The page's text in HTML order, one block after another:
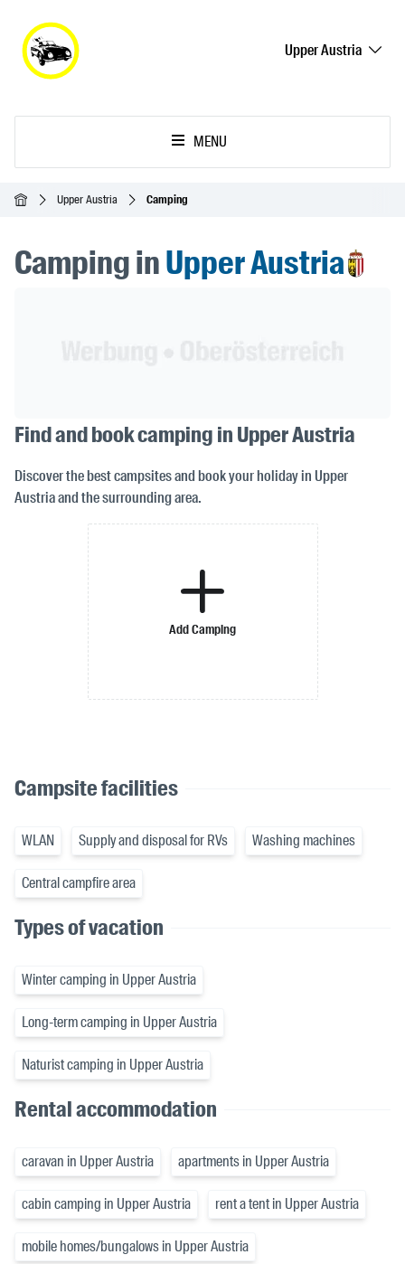
Upper Austria
MENU
HomepageUpper Austria Camping
Camping inUpper Austria
Find and book camping in Upper Austria
Discover the best campsites and book your holiday in Upper
Austria and the surrounding area.
Add Camping
Campsite facilities
WLAN Supply and disposal for RVs Washing machines
Central campfire area
Types of vacation
Winter camping in Upper Austria
Long-term camping in Upper Austria
Naturist camping in Upper Austria
Rental accommodation
caravan in Upper Austria apartments in Upper Austria
cabin camping in Upper Austria rent a tent in Upper Austria
mobile homes/bungalows in Upper Austria